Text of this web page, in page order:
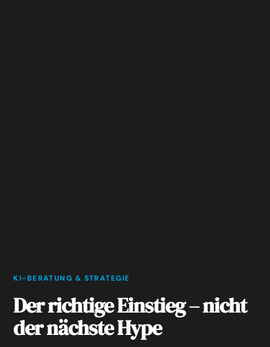
KI-BERATUNG & STRATEGIE
Der richtige Einstieg – nicht
der nächste Hype